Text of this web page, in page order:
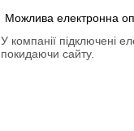
У компанії підключені
покидаючи сайту.